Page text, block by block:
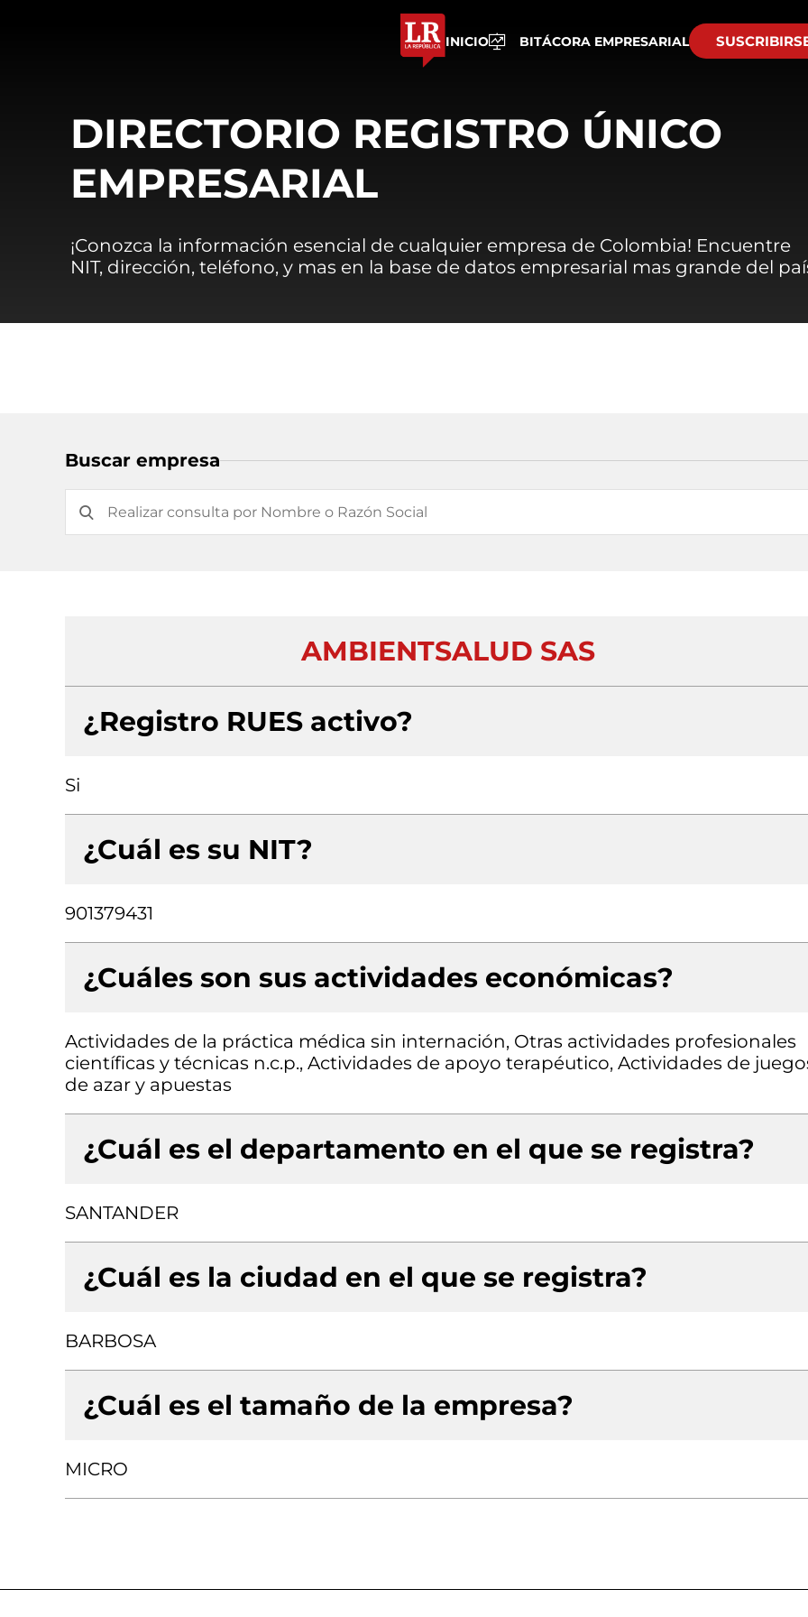
INICIO BITÁCORA EMPRESARIAL
DIRECTORIO REGISTRO ÚNICO
EMPRESARIAL
¡Conozca la información esencial de cualquier empresa de Colombia! Encuentre
NIT, dirección, teléfono, y mas en la base de datos empresarial mas grande del
Buscar empresa
AMBIENTSALUD SAS
¿Registro RUES activo?
Si
¿Cuál es su NIT?
901379431
¿Cuáles son sus actividades económicas?
Actividades de la práctica médica sin internación, Otras actividades profesionales
científicas y técnicas n.c.p., Actividades de apoyo terapéutico, Actividades de
de azar y apuestas
¿Cuál es el departamento en el que se registra?
SANTANDER
¿Cuál es la ciudad en el que se registra?
BARBOSA
¿Cuál es el tamaño de la empresa?
MICRO